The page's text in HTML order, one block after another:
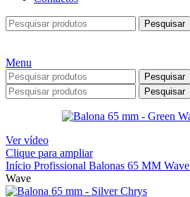
Pesquisar
Menu
Pesquisar
Pesquisar
Ver vídeo
Clique para ampliar
Início Profissional Balonas 65 MM Wave
Wave